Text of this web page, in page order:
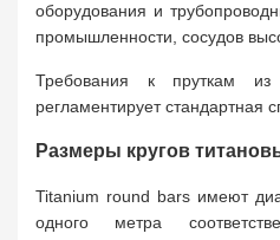
оборудования и
промышленности, сосудов
Требования к пруткам
регламентирует стандартная
Размеры кругов
Titanium round bars имеют
одного метра